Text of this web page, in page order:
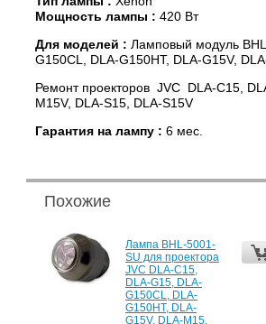
Мощность лампы : 420 Вт
Для моделей : Ламповый модуль
G150CL, DLA-G150HT, DLA-G15V,
Ремонт проекторов JVC DLA-C15,
M15V, DLA-S15, DLA-S15V
Гарантия на лампу : 6 мес.
Похожие
Лампа BHL-5001-
SU для проектора
JVC DLA-C15,
DLA-G15, DLA-
G150CL, DLA-
G150HT, DLA-
G15V, DLA-M15,